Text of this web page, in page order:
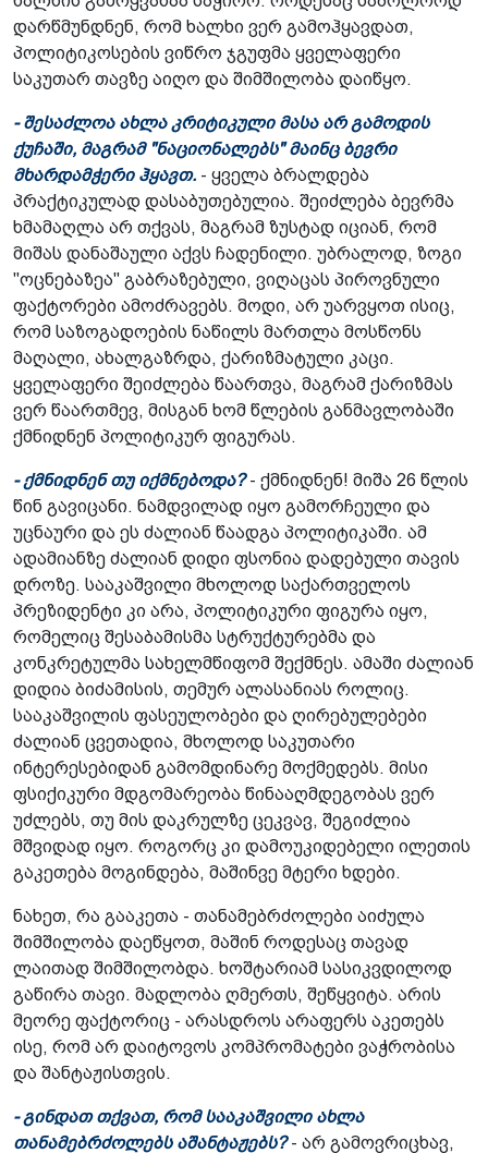
დარწმუნდნენ, რომ ხალხი ვერ გამოჰყავდათ,
პოლიტიკოსების ვიწრო ჯგუფმა ყველაფერი
საკუთარ თავზე აიღო და შიმშილობა დაიწყო.
- შესაძლოა ახლა კრიტიკული მასა არ გამოდის
ქუჩაში, მაგრამ "ნაციონალებს" მაინც ბევრი
მხარდამჭერი ჰყავთ. - ყველა ბრალდება
პრაქტიკულად დასაბუთებულია. შეიძლება ბევრმა
ხმამაღლა არ თქვას, მაგრამ ზუსტად იციან, რომ
მიშას დანაშაული აქვს ჩადენილი. უბრალოდ, ზოგი
"ოცნებაზეა" გაბრაზებული, ვიღაცას პიროვნული
ფაქტორები ამოძრავებს. მოდი, არ უარვყოთ ისიც,
რომ საზოგადოების ნაწილს მართლა მოსწონს
მაღალი, ახალგაზრდა, ქარიზმატული კაცი.
ყველაფერი შეიძლება წაართვა, მაგრამ ქარიზმას
ვერ წაართმევ, მისგან ხომ წლების განმავლობაში
ქმნიდნენ პოლიტიკურ ფიგურას.
- ქმნიდნენ თუ იქმნებოდა?- ქმნიდნენ! მიშა 26 წლის
წინ გავიცანი. ნამდვილად იყო გამორჩეული და
უცნაური და ეს ძალიან წაადგა პოლიტიკაში. ამ
ადამიანზე ძალიან დიდი ფსონია დადებული თავის
დროზე. სააკაშვილი მხოლოდ საქართველოს
პრეზიდენტი კი არა, პოლიტიკური ფიგურა იყო,
რომელიც შესაბამისმა სტრუქტურებმა და
კონკრეტულმა სახელმწიფომ შექმნეს. ამაში ძალიან
დიდია ბიძამისის, თემურ ალასანიას როლიც.
სააკაშვილის ფასეულობები და ღირებულებები
ძალიან ცვეთადია, მხოლოდ საკუთარი
ინტერესებიდან გამომდინარე მოქმედებს. მისი
ფსიქიკური მდგომარეობა წინააღმდეგობას ვერ
უძლებს, თუ მის დაკრულზე ცეკვავ, შეგიძლია
მშვიდად იყო. როგორც კი დამოუკიდებელი ილეთის
გაკეთება მოგინდება, მაშინვე მტერი ხდები.
ნახეთ, რა გააკეთა - თანამებრძოლები აიძულა
შიმშილობა დაეწყოთ, მაშინ როდესაც თავად
ლაითად შიმშილობდა. ხოშტარიამ სასიკვდილოდ
გაწირა თავი. მადლობა ღმერთს, შეწყვიტა. არის
მეორე ფაქტორიც - არასდროს არაფერს აკეთებს
ისე, რომ არ დაიტოვოს კომპრომატები ვაჭრობისა
და შანტაჟისთვის.
- გინდათ თქვათ, რომ სააკაშვილი ახლა
თანამებრძოლებს აშანტაჟებს?- არ გამოვრიცხავ,